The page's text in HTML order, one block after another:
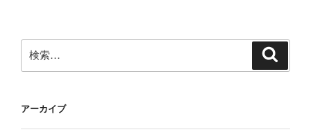
索:
アーカイブ